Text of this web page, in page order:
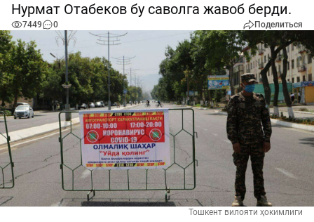
Нурмат Отабеков бу саволга жавоб берди.
7449 0 Поделиться
Тошкент вилояти ҳокимлиги